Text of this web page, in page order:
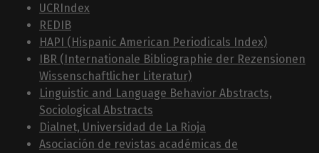
UCRIndex
REDIB
HAPI (Hispanic American Periodicals Index)
IBR (Internationale Bibliographie der Rezensionen
Wissenschaftlicher Literatur)
Linguistic and Language Behavior Abstracts,
Sociological Abstracts
Dialnet, Universidad de La Rioja
Asociación de revistas académicas de